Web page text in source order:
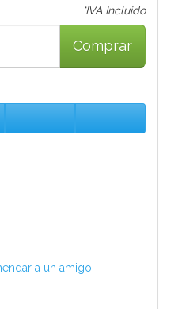
*IVA Incluido
Comprar
a un amigo